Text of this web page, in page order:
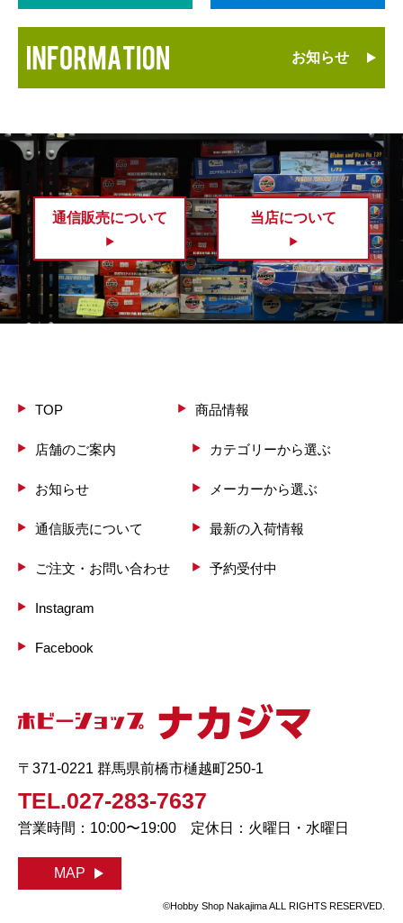
お知らせ
通信販売について 当店について
TOP
店舗のご案内
お知らせ
通信販売について
ご注文・お問い合わせ
Instagram
Facebook
商品情報
カテゴリーから選ぶ
メーカーから選ぶ
最新の入荷情報
予約受付中
〒371-0221 群馬県前橋市樋越町250-1
TEL.027-283-7637
営業時間：10:00〜19:00 定休日：火曜日・水曜日
MAP
©Hobby Shop Nakajima ALL RIGHTS RESERVED.